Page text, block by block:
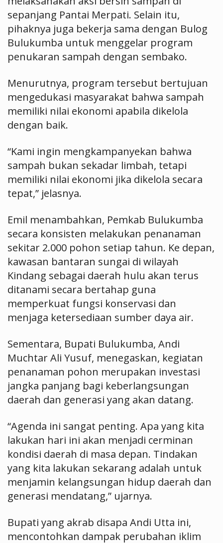
sepanjang Pantai Merpati. Selain itu,
pihaknya juga bekerja sama dengan Bulog
Bulukumba untuk menggelar program
penukaran sampah dengan sembako.
Menurutnya, program tersebut bertujuan
mengedukasi masyarakat bahwa sampah
memiliki nilai ekonomi apabila dikelola
dengan baik.
“Kami ingin mengkampanyekan bahwa
sampah bukan sekadar limbah, tetapi
memiliki nilai ekonomi jika dikelola secara
tepat,” jelasnya.
Emil menambahkan, Pemkab Bulukumba
secara konsisten melakukan penanaman
sekitar 2.000 pohon setiap tahun. Ke depan,
kawasan bantaran sungai di wilayah
Kindang sebagai daerah hulu akan terus
ditanami secara bertahap guna
memperkuat fungsi konservasi dan
menjaga ketersediaan sumber daya air.
Sementara, Bupati Bulukumba, Andi
Muchtar Ali Yusuf, menegaskan, kegiatan
penanaman pohon merupakan investasi
jangka panjang bagi keberlangsungan
daerah dan generasi yang akan datang.
“Agenda ini sangat penting. Apa yang kita
lakukan hari ini akan menjadi cerminan
kondisi daerah di masa depan. Tindakan
yang kita lakukan sekarang adalah untuk
menjamin kelangsungan hidup daerah dan
generasi mendatang,” ujarnya.
Bupati yang akrab disapa Andi Utta ini,
mencontohkan dampak perubahan iklim